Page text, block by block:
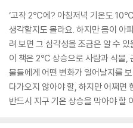
‘고작 2℃에? 아침저녁 기온도 10℃
생각할지도 몰라요. 하지만 몸이
려 보면 그 심각성을 조금은 알 수 있
이 책은 2℃ 상승으로 사람과 식물,
물들에게 어떤 변화가 일어날지를
다가오지 않아야 할, 하지만 어쩌면
반드시 지구 기온 상승을 막아야 할